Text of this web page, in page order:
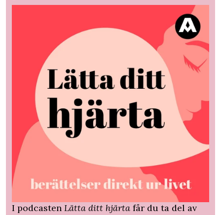
I podcasten Lätta ditt hjärta får du ta del av